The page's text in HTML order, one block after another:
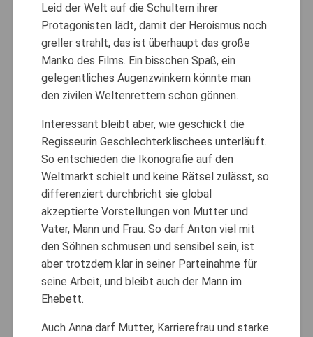
Leid der Welt auf die Schultern ihrer
Protagonisten lädt, damit der Heroismus noch
greller strahlt, das ist überhaupt das große
Manko des Films. Ein bisschen Spaß, ein
gelegentliches Augenzwinkern könnte man
den zivilen Weltenrettern schon gönnen.
Interessant bleibt aber, wie geschickt die
Regisseurin Geschlechterklischees unterläuft.
So entschieden die Ikonografie auf den
Weltmarkt schielt und keine Rätsel zulässt, so
differenziert durchbricht sie global
akzeptierte Vorstellungen von Mutter und
Vater, Mann und Frau. So darf Anton viel mit
den Söhnen schmusen und sensibel sein, ist
aber trotzdem klar in seiner Parteinahme für
seine Arbeit, und bleibt auch der Mann im
Ehebett.
Auch Anna darf Mutter, Karrierefrau und starke